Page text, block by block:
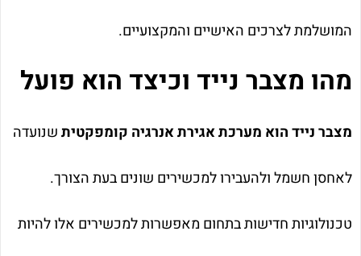
המושלמת לצרכים האישיים והמקצועיים.
מהו מצבר נייד וכיצד הוא פועל
מצבר נייד הוא מערכת אגירת אנרגיה קומפקטיתשנועדה
לאחסן חשמל ולהעבירו למכשירים שונים בעת הצורך.
טכנולוגיות חדישות בתחום מאפשרות למכשירים אלו להיות